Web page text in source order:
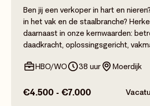
Ben jij een verkoper in hart en
in het vak en de staalbranche?
daarnaast in onze kernwaarden:
daadkracht, oplossingsgericht,
zoeken!
HBO/WO 38 uur Moerdijk
€4.500 - €7.000